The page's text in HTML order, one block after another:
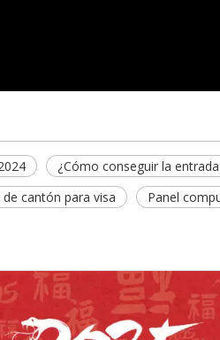
¿Cómo conseguir la
cantón para visa Panel